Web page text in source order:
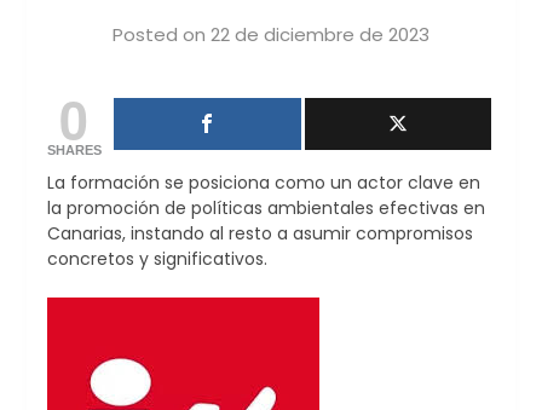
Posted on 22 de diciembre de 2023
0
SHARES
La formación se posiciona como un actor clave en
la promoción de políticas ambientales efectivas en
Canarias, instando al resto a asumir compromisos
concretos y significativos.